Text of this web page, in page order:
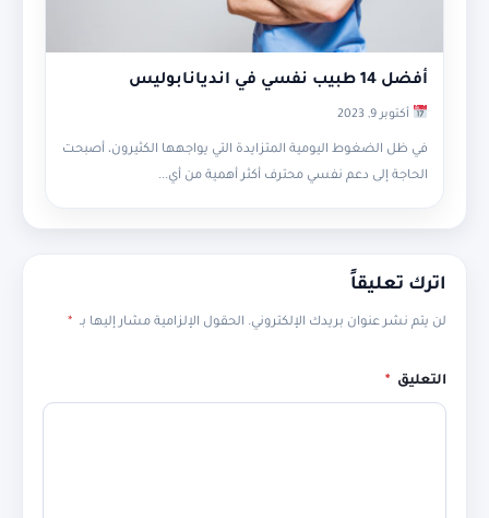
أفضل 14 طبيب نفسي في انديانابوليس
أكتوبر 9, 2023
في ظل الضغوط اليومية المتزايدة التي يواجهها الكثيرون، أصبحت
الحاجة إلى دعم نفسي محترف أكثر أهمية من أي...
اترك تعليقاً
لن يتم نشر عنوان بريدك الإلكتروني. الحقول الإلزامية مشار إليها بـ *
التعليق *